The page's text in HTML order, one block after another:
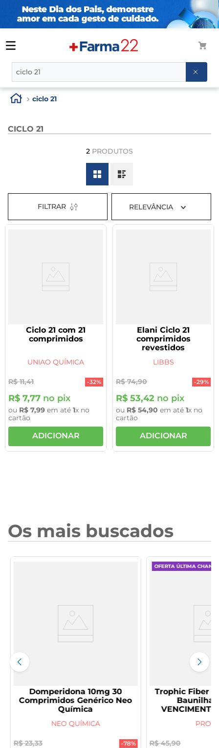
ciclo 21
CICLO 21
2 PRODUTOS
FILTRAR RELEVÂNCIA
Ciclo 21 com 21
comprimidos
UNIAO QUÍMICA
R$ 11,41 -32%
R$ 7,77 no pix
ou R$ 7,99 em até 1x no
cartão
ADICIONAR
Elani Ciclo 21
comprimidos
revestidos
LIBBS
R$ 74,90 -29%
R$ 53,42 no pix
ou R$ 54,90 em até 1x no
cartão
ADICIONAR
Os mais buscados
Domperidona 10mg 30
Comprimidos Genérico Neo
Química
NEO QUÍMICA
R$ 23,33 -78%
OFERTA ÚLTIMA CHANCE
Trophic Fiber
Baunilha
R$ 45,90